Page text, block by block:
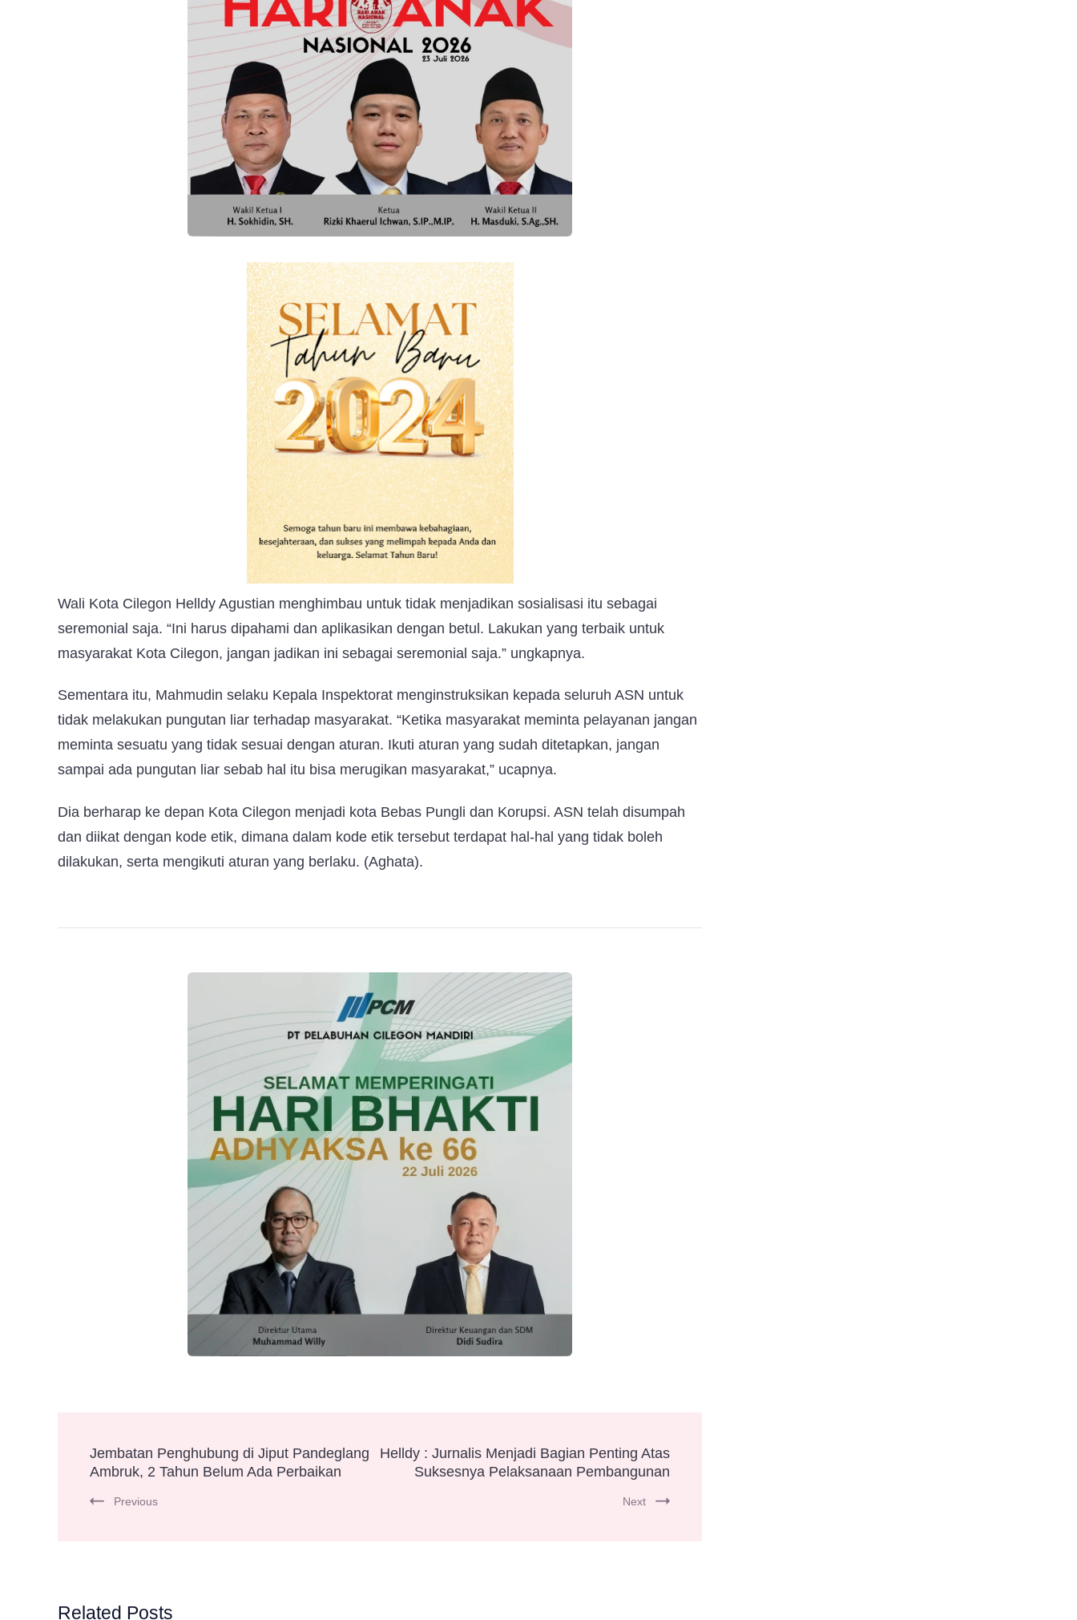
Wali Kota Cilegon Helldy Agustian menghimbau untuk tidak menjadikan sosialisasi itu sebagai
seremonial saja. “Ini harus dipahami dan aplikasikan dengan betul. Lakukan yang terbaik untuk
masyarakat Kota Cilegon, jangan jadikan ini sebagai seremonial saja.” ungkapnya.
Sementara itu, Mahmudin selaku Kepala Inspektorat menginstruksikan kepada seluruh ASN untuk
tidak melakukan pungutan liar terhadap masyarakat. “Ketika masyarakat meminta pelayanan jangan
meminta sesuatu yang tidak sesuai dengan aturan. Ikuti aturan yang sudah ditetapkan, jangan
sampai ada pungutan liar sebab hal itu bisa merugikan masyarakat,” ucapnya.
Dia berharap ke depan Kota Cilegon menjadi kota Bebas Pungli dan Korupsi. ASN telah disumpah
dan diikat dengan kode etik, dimana dalam kode etik tersebut terdapat hal-hal yang tidak boleh
dilakukan, serta mengikuti aturan yang berlaku. (Aghata).
Post
Navigation
Jembatan Penghubung di Jiput Pandeglang
Ambruk, 2 Tahun Belum Ada Perbaikan
Previous
Helldy : Jurnalis Menjadi Bagian Penting Atas
Suksesnya Pelaksanaan Pembangunan
Next
Related Posts